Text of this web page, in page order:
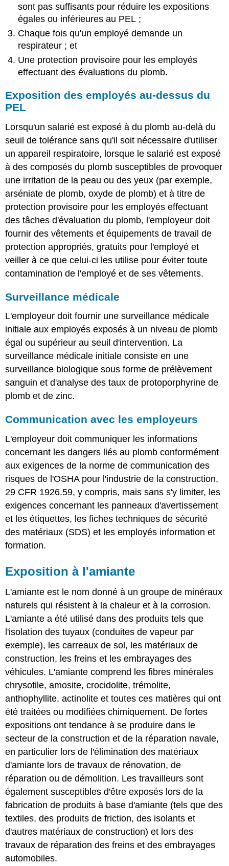
sont pas suffisants pour réduire les expositions
égales ou inférieures au PEL ;
Chaque fois qu'un employé demande un
respirateur ; et
Une protection provisoire pour les employés
effectuant des évaluations du plomb.
Exposition des employés au-dessus du
PEL
Lorsqu'un salarié est exposé à du plomb au-delà du
seuil de tolérance sans qu'il soit nécessaire d'utiliser
un appareil respiratoire, lorsque le salarié est exposé
à des composés du plomb susceptibles de provoquer
une irritation de la peau ou des yeux (par exemple,
arséniate de plomb, oxyde de plomb) et à titre de
protection provisoire pour les employés effectuant
des tâches d'évaluation du plomb, l'employeur doit
fournir des vêtements et équipements de travail de
protection appropriés, gratuits pour l'employé et
veiller à ce que celui-ci les utilise pour éviter toute
contamination de l'employé et de ses vêtements.
Surveillance médicale
L'employeur doit fournir une surveillance médicale
initiale aux employés exposés à un niveau de plomb
égal ou supérieur au seuil d'intervention. La
surveillance médicale initiale consiste en une
surveillance biologique sous forme de prélèvement
sanguin et d'analyse des taux de protoporphyrine de
plomb et de zinc.
Communication avec les employeurs
L'employeur doit communiquer les informations
concernant les dangers liés au plomb conformément
aux exigences de la norme de communication des
risques de l'OSHA pour l'industrie de la construction,
29 CFR 1926.59, y compris, mais sans s'y limiter, les
exigences concernant les panneaux d'avertissement
et les étiquettes, les fiches techniques de sécurité
des matériaux (SDS) et les employés information et
formation.
Exposition à l'amiante
L'amiante est le nom donné à un groupe de minéraux
naturels qui résistent à la chaleur et à la corrosion.
L'amiante a été utilisé dans des produits tels que
l'isolation des tuyaux (conduites de vapeur par
exemple), les carreaux de sol, les matériaux de
construction, les freins et les embrayages des
véhicules. L'amiante comprend les fibres minérales
chrysotile, amosite, crocidolite, trémolite,
anthophyllite, actinolite et toutes ces matières qui ont
été traitées ou modifiées chimiquement. De fortes
expositions ont tendance à se produire dans le
secteur de la construction et de la réparation navale,
en particulier lors de l'élimination des matériaux
d'amiante lors de travaux de rénovation, de
réparation ou de démolition. Les travailleurs sont
également susceptibles d'être exposés lors de la
fabrication de produits à base d'amiante (tels que des
textiles, des produits de friction, des isolants et
d'autres matériaux de construction) et lors des
travaux de réparation des freins et des embrayages
automobiles.